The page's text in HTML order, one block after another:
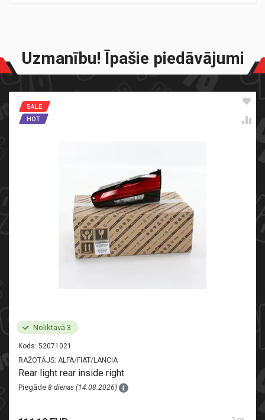
Uzmanību! Īpašie piedāvājumi
Noliktavā 3
Kods: 52071021
RAŽOTĀJS: ALFA/FIAT/LANCIA
SALE
HOT
Rear light rear inside right
Piegāde 8 dienas (14.08.2026)